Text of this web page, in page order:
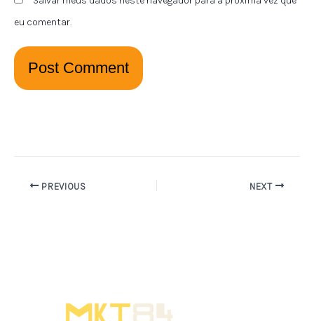
eu comentar.
PREVIOUS NEXT